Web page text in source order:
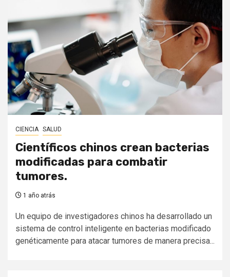
CIENCIA SALUD
Científicos chinos crean bacterias
modificadas para combatir
tumores.
1 año atrás
Un equipo de investigadores chinos ha desarrollado un
sistema de control inteligente en bacterias modificado
genéticamente para atacar tumores de manera precisa...